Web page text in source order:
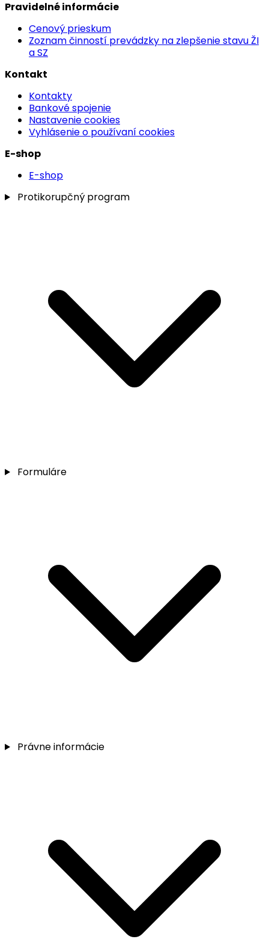
Pravidelné informácie
Cenový prieskum
Zoznam činností prevádzky na zlepšenie stavu ŽI
a SZ
Kontakt
Kontakty
Bankové spojenie
Nastavenie cookies
Vyhlásenie o používaní cookies
E-shop
E-shop
Protikorupčný program
Formuláre
Právne informácie